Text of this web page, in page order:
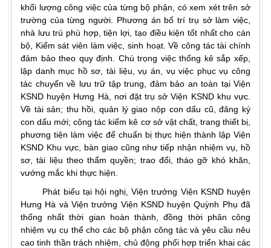
khối lượng công việc của từng bộ phận, có xem xét trên sở
trường của từng người. Phương án bố trí trụ sở làm việc,
nhà lưu trú phù hợp, tiện lợi, tạo điều kiện tốt nhất cho cán
bộ, Kiểm sát viên làm việc, sinh hoạt. Về công tác tài chính
đảm bảo theo quy định. Chú trọng việc thống kê sắp xếp,
lập danh mục hồ sơ, tài liệu, vụ án, vụ việc phục vụ công
tác chuyển về lưu trữ tập trung, đảm bảo an toàn tại Viện
KSND huyện Hưng Hà, nơi đặt trụ sở Viện KSND khu vực.
Về tài sản; thu hồi, quản lý giao nộp con dấu cũ, đăng ký
con dấu mới; công tác kiểm kê cơ sở vật chất, trang thiết bị,
phương tiện làm việc để chuẩn bị thực hiện thành lập Viện
KSND Khu vực, bàn giao cũng như tiếp nhận nhiệm vụ, hồ
sơ, tài liệu theo thẩm quyền; trao đổi, tháo gỡ khó khăn,
vướng mắc khi thực hiện.
Phát biểu tại hội nghị, Viện trưởng Viện KSND huyện
Hưng Hà và Viện trưởng Viện KSND huyện Quỳnh Phụ đã
thống nhất thời gian hoàn thành, đồng thời phân công
nhiệm vụ cụ thể cho các bộ phận công tác và yêu cầu nêu
cao tinh thần trách nhiệm, chủ động phối hợp triển khai các